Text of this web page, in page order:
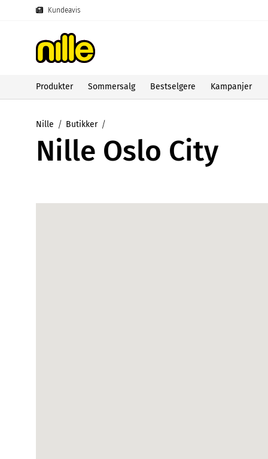
Kundeavis
Produkter Sommersalg Bestselgere Kampanjer
Nille Butikker
Nille Oslo City